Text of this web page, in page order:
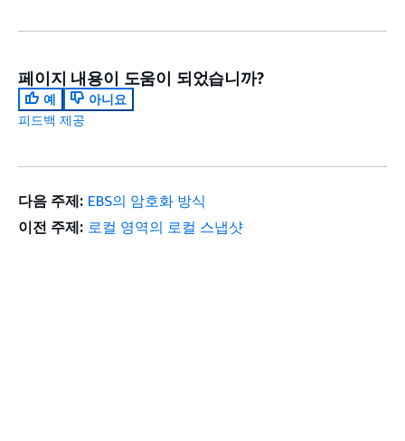
페이지 내용이 도움이 되었습니까?
예
아니요
피드백 제공
다음 주제: EBS의 암호화 방식
이전 주제: 로컬 영역의 로컬 스냅샷